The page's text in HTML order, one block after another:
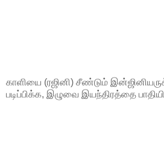
காளியை (ரஜினி) சீண்டும்
படிப்பிக்க, இழுவை இயந்திரத்தை